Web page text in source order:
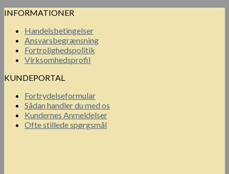
INFORMATIONER
Handelsbetingelser
Ansvarsbegrænsning
Fortrolighedspolitik
Virksomhedsprofil
KUNDEPORTAL
Fortrydelseformular
Sådan handler du med os
Kundernes Anmeldelser
Ofte stillede spørgsmål